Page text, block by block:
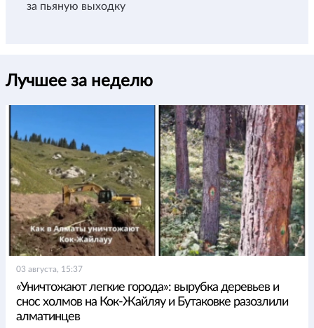
за пьяную выходку
Лучшее за неделю
03 августа, 15:37
«Уничтожают легкие города»: вырубка деревьев и
снос холмов на Кок-Жайляу и Бутаковке разозлили
алматинцев